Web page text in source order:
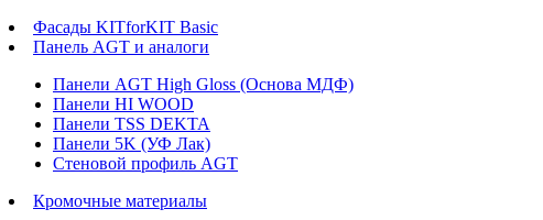
Фасады KITforKIT Basic
Панель AGT и аналоги
Панели AGT High Gloss (Основа МДФ)
Панели HI WOOD
Панели TSS DEKTA
Панели 5K (УФ Лак)
Стеновой профиль AGT
Кромочные материалы